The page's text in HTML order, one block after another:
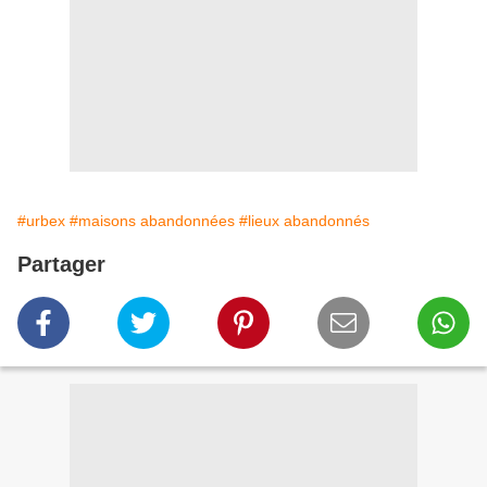
#urbex #maisons abandonnées #lieux abandonnés
Partager